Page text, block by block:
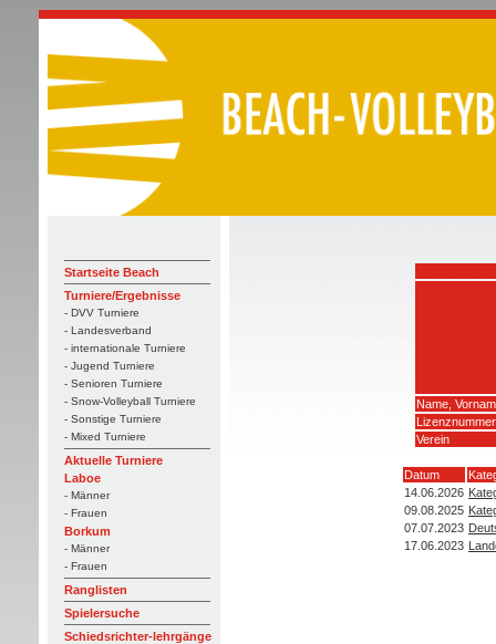
Startseite Beach
Turniere/Ergebnisse
- DVV Turniere
- Landesverband
- internationale Turniere
- Jugend Turniere
- Senioren Turniere
- Snow-Volleyball Turniere
- Sonstige Turniere
- Mixed Turniere
Aktuelle Turniere
Laboe
- Männer
- Frauen
Borkum
- Männer
- Frauen
Ranglisten
Spielersuche
Schiedsrichter-lehrgänge
Name,
Lizenznummer
Verein
Datum
14.06.2026
09.08.2025
07.07.2023
17.06.2023